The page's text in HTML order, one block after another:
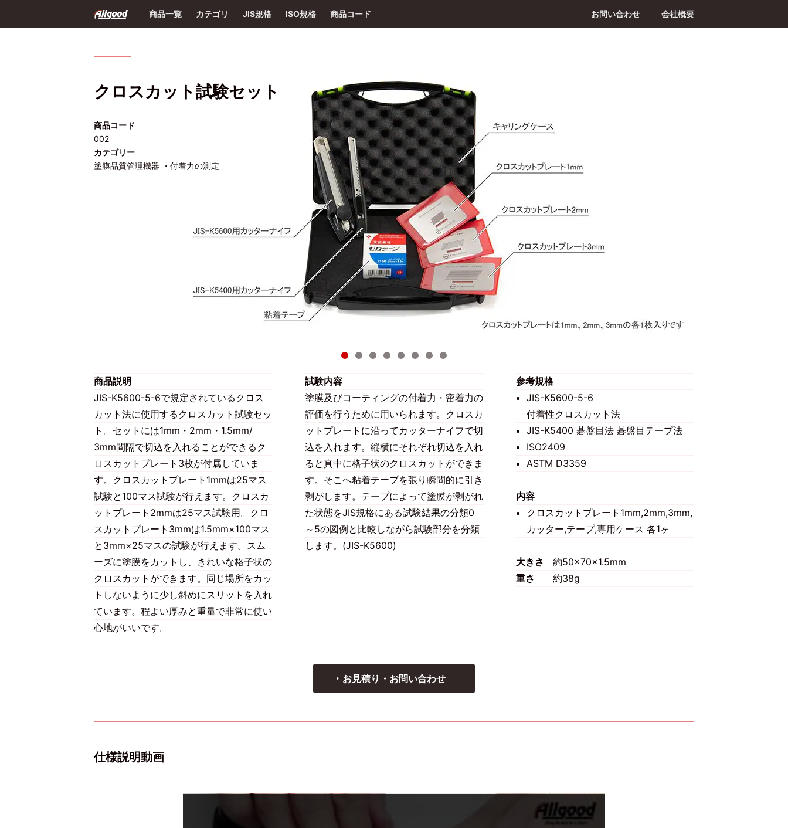
商品一覧 カテゴリ JIS規格 ISO規格 商品コード 会社概要
お問い合わせ
クロスカット試験セット
商品コード
002
カテゴリー
塗膜品質管理機器 ・付着力の測定
商品説明
JIS-K5600-5-6で規定されているクロス
カット法に使用するクロスカット試験セッ
ト。セットには1mm・2mm・1.5mm/
3mm間隔で切込を入れることができるク
ロスカットプレート3枚が付属していま
す。クロスカットプレート1mmは25マス
試験と100マス試験が行えます。クロスカ
ットプレート2mmは25マス試験用。クロ
スカットプレート3mmは1.5mm×100マス
と3mm×25マスの試験が行えます。スム
ーズに塗膜をカットし、きれいな格子状の
クロスカットができます。同じ場所をカッ
トしないように少し斜めにスリットを入れ
ています。程よい厚みと重量で非常に使い
心地がいいです。
試験内容
塗膜及びコーティングの付着力・密着力の
評価を行うために用いられます。クロスカ
ットプレートに沿ってカッターナイフで切
込を入れます。縦横にそれぞれ切込を入れ
ると真中に格子状のクロスカットができま
す。そこへ粘着テープを張り瞬間的に引き
剥がします。テープによって塗膜が剥がれ
た状態をJIS規格にある試験結果の分類0
～5の図例と比較しながら試験部分を分類
します。(JIS-K5600)
参考規格
JIS-K5600-5-6
付着性クロスカット法
JIS-K5400 碁盤目法 碁盤目テープ法
ISO2409
ASTM D3359
内容
クロスカットプレート1mm,2mm,3mm,
カッター,テープ,専用ケース 各1ヶ
大きさ
約50×70×1.5mm
重さ
約38g
お見積り・お問い合わせ
仕様説明動画